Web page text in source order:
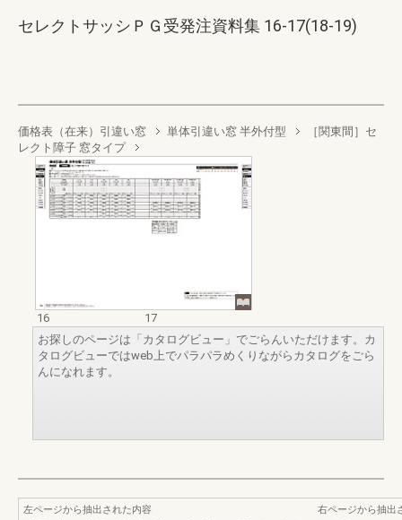
セレクトサッシＰＧ受発注資料集 16-17(18-19)
価格表（在来）引違い窓 単体引違い窓 半外付型
［関東間］セ
レクト障子 窓タイプ
16
17
お探しのページは「カタログビュー」でごらんいただけます。カ
タログビューではweb上でパラパラめくりながらカタログをごら
んになれます。
左ページから抽出された内容
右ページから抽出